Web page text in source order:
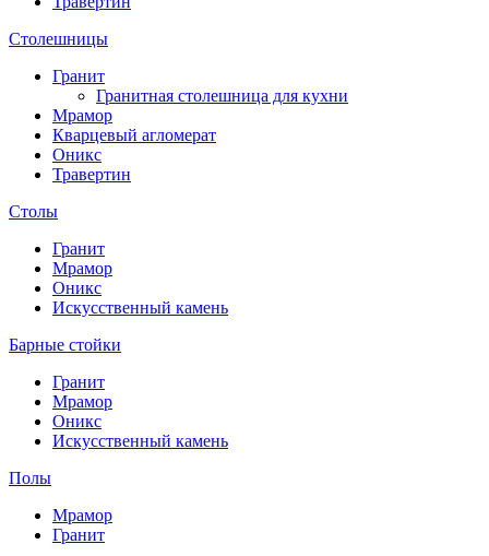
Столешницы
Гранит
Гранитная столешница для кухни
Мрамор
Кварцевый агломерат
Оникс
Травертин
Столы
Гранит
Мрамор
Оникс
Искусственный камень
Барные стойки
Гранит
Мрамор
Оникс
Искусственный камень
Полы
Мрамор
Гранит